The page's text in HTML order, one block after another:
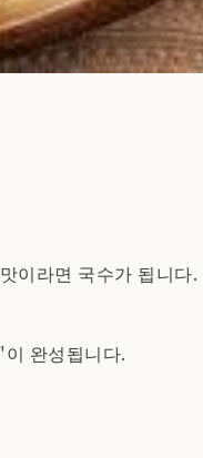
이라면 국수가 됩니다.
완성됩니다.